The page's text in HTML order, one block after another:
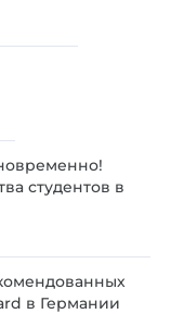
студентов в
в Германии